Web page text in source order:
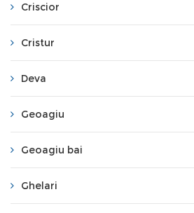
Criscior
Cristur
Deva
Geoagiu
Geoagiu bai
Ghelari